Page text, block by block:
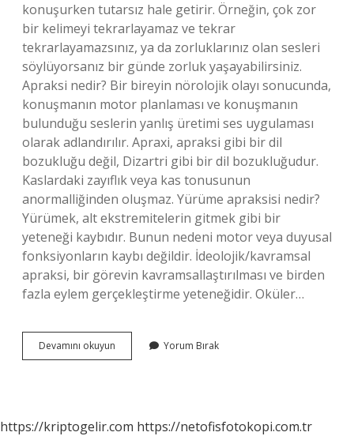
konuşurken tutarsız hale getirir. Örneğin, çok zor
bir kelimeyi tekrarlayamaz ve tekrar
tekrarlayamazsınız, ya da zorluklarınız olan sesleri
söylüyorsanız bir günde zorluk yaşayabilirsiniz.
Apraksi nedir? Bir bireyin nörolojik olayı sonucunda,
konuşmanın motor planlaması ve konuşmanın
bulunduğu seslerin yanlış üretimi ses uygulaması
olarak adlandırılır. Apraxi, apraksi gibi bir dil
bozukluğu değil, Dizartri gibi bir dil bozukluğudur.
Kaslardaki zayıflık veya kas tonusunun
anormalliğinden oluşmaz. Yürüme apraksisi nedir?
Yürümek, alt ekstremitelerin gitmek gibi bir
yeteneği kaybıdır. Bunun nedeni motor veya duyusal
fonksiyonların kaybı değildir. İdeolojik/kavramsal
apraksi, bir görevin kavramsallaştırılması ve birden
fazla eylem gerçekleştirme yeteneğidir. Oküler…
Devamını okuyun
Nedir
Yorum Bırak
https://kriptogelir.com https://netofisfotokopi.com.tr